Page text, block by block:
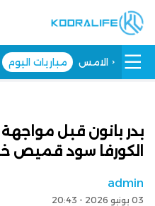
الامس مباريات اليوم
بدر بانون قبل
الكورفا سود قميص
admin
03 يونيو 2026 - 20:43